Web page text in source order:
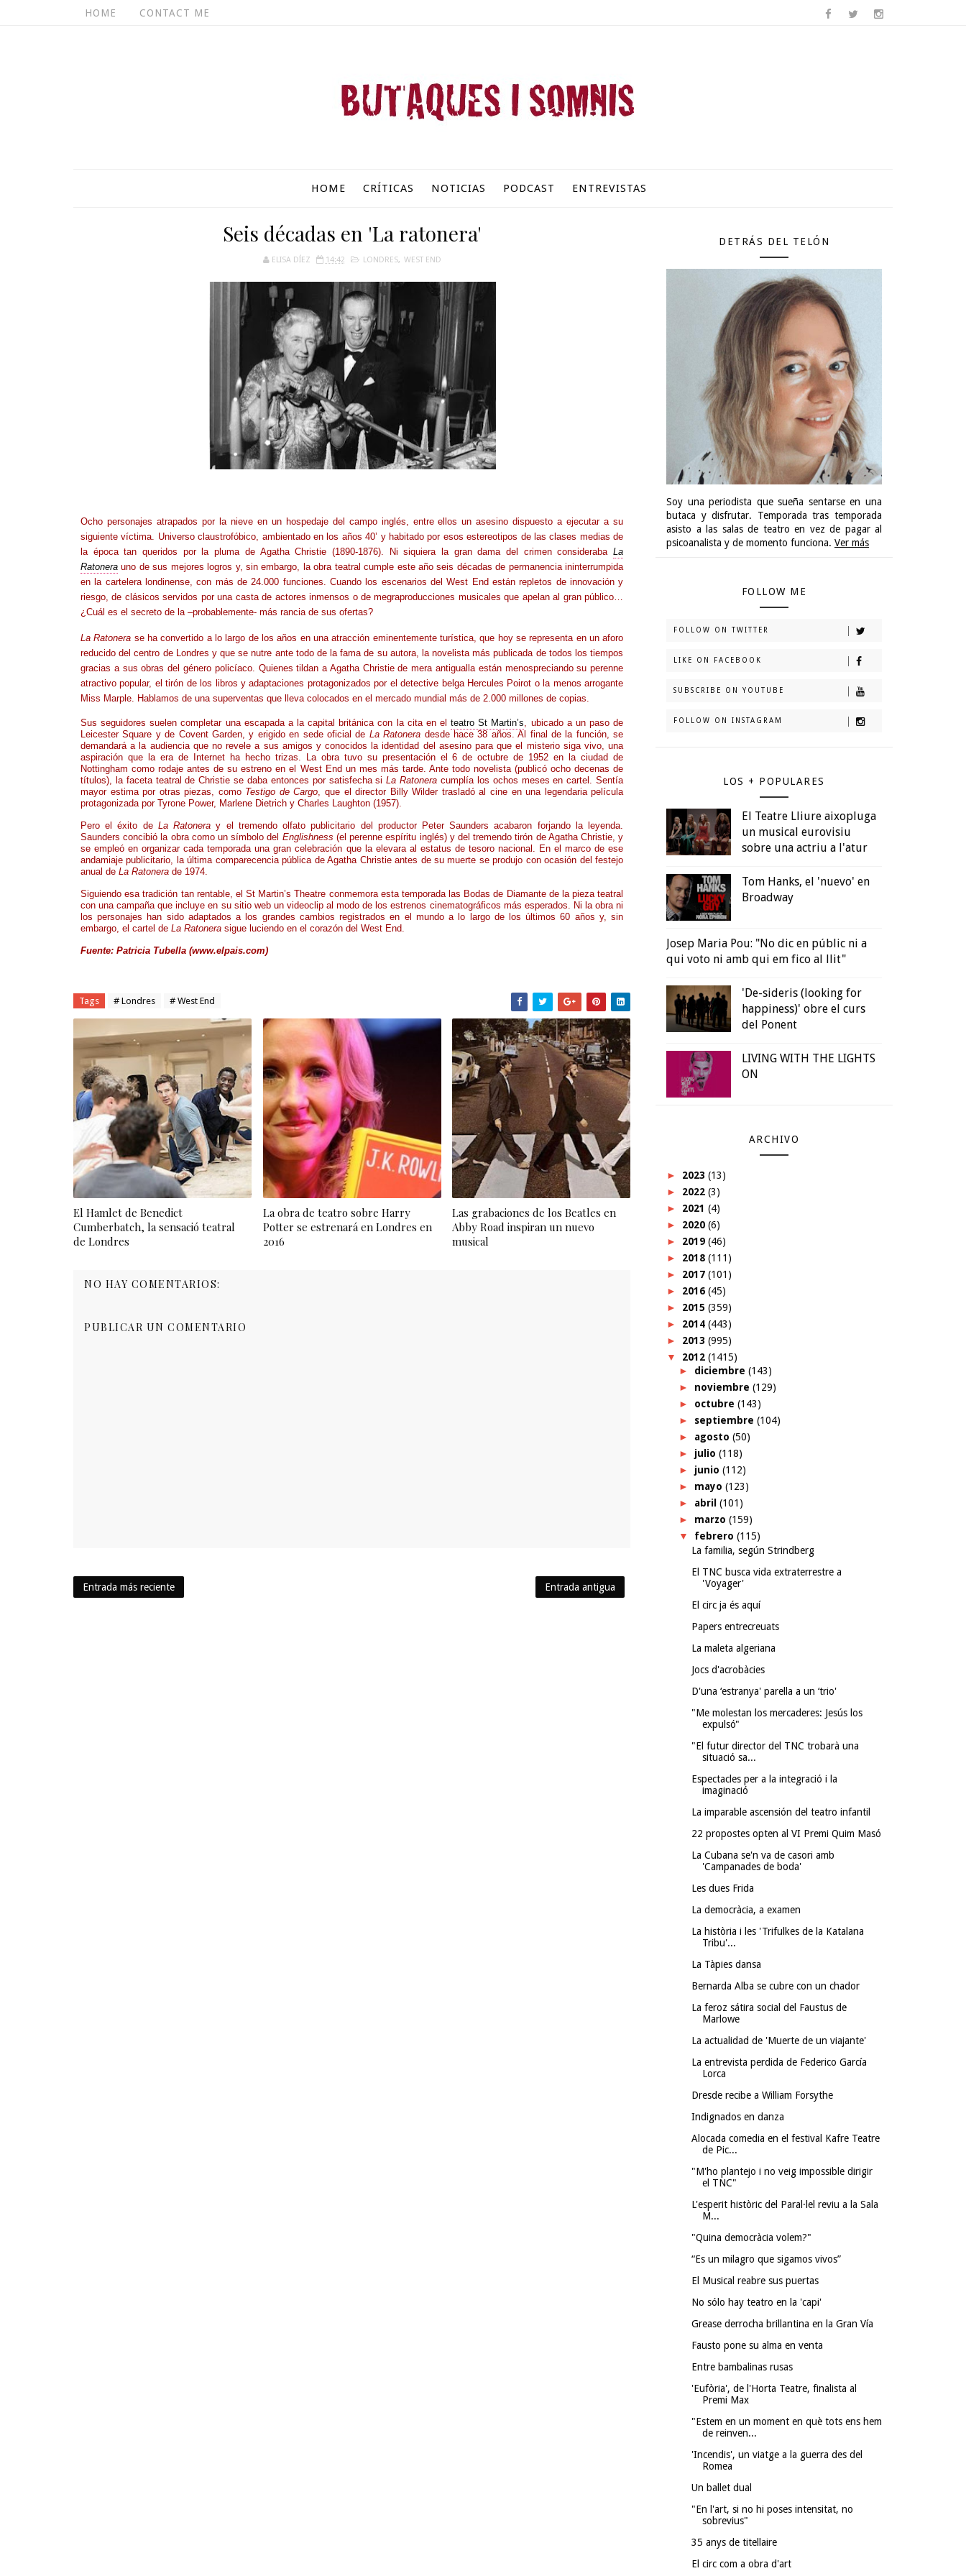
HOME CONTACT ME
HOME CRÍTICAS NOTICIAS PODCAST ENTREVISTAS
Seis décadas en 'La ratonera'
ELISA DÍEZ 14:42 LONDRES, WEST END
Ocho personajes atrapados por la nieve en un hospedaje del campo inglés, entre ellos un asesino dispuesto a ejecutar a su
siguiente víctima. Universo claustrofóbico, ambientado en los años 40’ y habitado por esos estereotipos de las clases medias de
la época tan queridos por la pluma de Agatha Christie (1890-1876). Ni siquiera la gran dama del crimen considerabaLa
Ratonera uno de sus mejores logros y, sin embargo, la obra teatral cumple este año seis décadas de permanencia ininterrumpida
en la cartelera londinense, con más de 24.000 funciones. Cuando los escenarios del West End están repletos de innovación y
riesgo, de clásicos servidos por una casta de actores inmensos o de megraproducciones musicales que apelan al gran público…
¿Cuál es el secreto de la –probablemente- más rancia de sus ofertas?
La Ratonera se ha convertido a lo largo de los años en una atracción eminentemente turística, que hoy se representa en un aforo
reducido del centro de Londres y que se nutre ante todo de la fama de su autora, la novelista más publicada de todos los tiempos
gracias a sus obras del género policíaco. Quienes tildan a Agatha Christie de mera antigualla están menospreciando su perenne
atractivo popular, el tirón de los libros y adaptaciones protagonizados por el detective belga Hercules Poirot o la menos arrogante
Miss Marple. Hablamos de una superventas que lleva colocados en el mercado mundial más de 2.000 millones de copias.
Sus seguidores suelen completar una escapada a la capital británica con la cita en elteatro St Martin’s, ubicado a un paso de
Leicester Square y de Covent Garden, y erigido en sede oficial de La Ratonera desde hace 38 años. Al final de la función, se
demandará a la audiencia que no revele a sus amigos y conocidos la identidad del asesino para que el misterio siga vivo, una
aspiración que la era de Internet ha hecho trizas. La obra tuvo su presentación el 6 de octubre de 1952 en la ciudad de
Nottingham como rodaje antes de su estreno en el West End un mes más tarde. Ante todo novelista (publicó ocho decenas de
títulos), la faceta teatral de Christie se daba entonces por satisfecha siLa Ratonera cumplía los ochos meses en cartel. Sentía
mayor estima por otras piezas, como Testigo de Cargo, que el director Billy Wilder trasladó al cine en una legendaria película
protagonizada por Tyrone Power, Marlene Dietrich y Charles Laughton (1957).
Pero el éxito de La Ratonera y el tremendo olfato publicitario del productor Peter Saunders acabaron forjando la leyenda.
Saunders concibió la obra como un símbolo del Englishness (el perenne espíritu inglés) y del tremendo tirón de Agatha Christie, y
se empleó en organizar cada temporada una gran celebración que la elevara al estatus de tesoro nacional. En el marco de ese
andamiaje publicitario, la última comparecencia pública de Agatha Christie antes de su muerte se produjo con ocasión del festejo
anual de La Ratonera de 1974.
Siguiendo esa tradición tan rentable, el St Martin’s Theatre conmemora esta temporada las Bodas de Diamante de la pieza teatral
con una campaña que incluye en su sitio web un videoclip al modo de los estrenos cinematográficos más esperados. Ni la obra ni
los personajes han sido adaptados a los grandes cambios registrados en el mundo a lo largo de los últimos 60 años y, sin
embargo, el cartel de La Ratonera sigue luciendo en el corazón del West End.
Fuente: Patricia Tubella (www.elpais.com)
Tags # Londres # West End
El Hamlet de Benedict
Cumberbatch, la sensació teatral
de Londres
La obra de teatro sobre Harry
Potter se estrenará en Londres en
2016
Las grabaciones de los Beatles en
Abby Road inspiran un nuevo
musical
NO HAY COMENTARIOS:
PUBLICAR UN COMENTARIO
Entrada más reciente Entrada antigua
DETRÁS DEL TELÓN
Soy una periodista que sueña sentarse en una
butaca y disfrutar. Temporada tras temporada
asisto a las salas de teatro en vez de pagar al
psicoanalista y de momento funciona. Ver más
FOLLOW ME
FOLLOW ON TWITTER
LIKE ON FACEBOOK
SUBSCRIBE ON YOUTUBE
FOLLOW ON INSTAGRAM
LOS + POPULARES
El Teatre Lliure aixopluga
un musical eurovisiu
sobre una actriu a l'atur
Tom Hanks, el 'nuevo' en
Broadway
Josep Maria Pou: "No dic en públic ni a
qui voto ni amb qui em fico al llit"
'De-sideris (looking for
happiness)' obre el curs
del Ponent
LIVING WITH THE LIGHTS
ON
ARCHIVO
► 2023 (13)
► 2022 (3)
► 2021 (4)
► 2020 (6)
► 2019 (46)
► 2018 (111)
► 2017 (101)
► 2016 (45)
► 2015 (359)
► 2014 (443)
► 2013 (995)
▼ 2012 (1415)
► diciembre (143)
► noviembre (129)
► octubre (143)
► septiembre (104)
► agosto (50)
► julio (118)
► junio (112)
► mayo (123)
► abril (101)
► marzo (159)
▼ febrero (115)
La familia, según Strindberg
El TNC busca vida extraterrestre a
'Voyager'
El circ ja és aquí
Papers entrecreuats
La maleta algeriana
Jocs d'acrobàcies
D'una ‘estranya' parella a un ‘trio'
"Me molestan los mercaderes: Jesús los
expulsó"
"El futur director del TNC trobarà una
situació sa...
Espectacles per a la integració i la
imaginació
La imparable ascensión del teatro infantil
22 propostes opten al VI Premi Quim Masó
La Cubana se'n va de casori amb
'Campanades de boda'
Les dues Frida
La democràcia, a examen
La història i les 'Trifulkes de la Katalana
Tribu'...
La Tàpies dansa
Bernarda Alba se cubre con un chador
La feroz sátira social del Faustus de
Marlowe
La actualidad de 'Muerte de un viajante'
La entrevista perdida de Federico García
Lorca
Dresde recibe a William Forsythe
Indignados en danza
Alocada comedia en el festival Kafre Teatre
de Pic...
"M'ho plantejo i no veig impossible dirigir
el TNC"
L'esperit històric del Paral·lel reviu a la Sala
M...
"Quina democràcia volem?"
“Es un milagro que sigamos vivos”
El Musical reabre sus puertas
No sólo hay teatro en la 'capi'
Grease derrocha brillantina en la Gran Vía
Fausto pone su alma en venta
Entre bambalinas rusas
'Eufòria', de l'Horta Teatre, finalista al
Premi Max
"Estem en un moment en què tots ens hem
de reinven...
'Incendis', un viatge a la guerra des del
Romea
Un ballet dual
"En l'art, si no hi poses intensitat, no
sobrevius"
35 anys de titellaire
El circ com a obra d'art